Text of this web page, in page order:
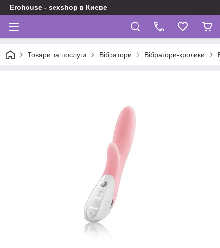
Erohouse - sexshop в Киеве
Товари та послуги Вібратори Вібратори-кролики